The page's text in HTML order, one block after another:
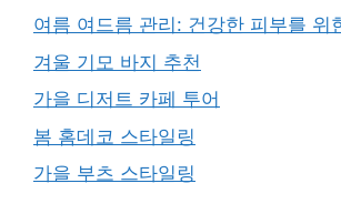
여름 여드름 관리: 건강한 피부를 위
겨울 기모 바지 추천
가을 디저트 카페 투어
봄 홈데코 스타일링
가을 부츠 스타일링